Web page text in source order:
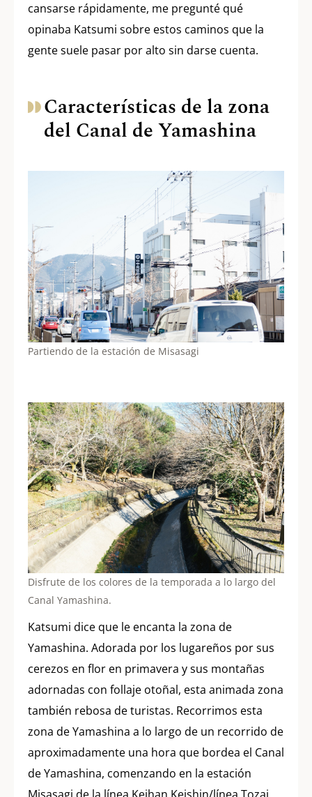
cansarse rápidamente, me pregunté qué
opinaba Katsumi sobre estos caminos que la
gente suele pasar por alto sin darse cuenta.
Características de la zona
del Canal de Yamashina
Partiendo de la estación de Misasagi
Disfrute de los colores de la temporada a lo largo del
Canal Yamashina.
Katsumi dice que le encanta la zona de
Yamashina. Adorada por los lugareños por sus
cerezos en flor en primavera y sus montañas
adornadas con follaje otoñal, esta animada zona
también rebosa de turistas. Recorrimos esta
zona de Yamashina a lo largo de un recorrido de
aproximadamente una hora que bordea el Canal
de Yamashina, comenzando en la estación